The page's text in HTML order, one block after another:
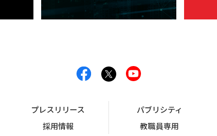
プレスリリース
パブリシティ
採用情報
教職員専用